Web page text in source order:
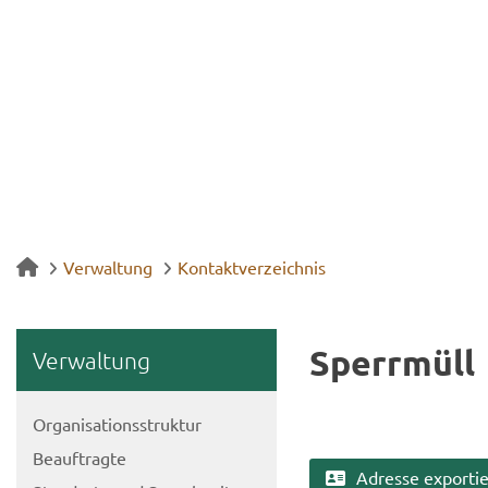
Verwaltung Kontaktverzeichnis
Ver­wal­tung
Or­ga­ni­sa­ti­ons­struk­tur
Be­auf­trag­te
Sperr­müll
Adres­se